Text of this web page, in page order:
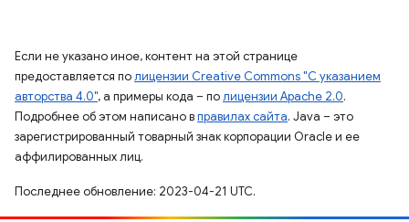
Если не указано иное, контент на этой странице
предоставляется полицензии Creative Commons "С указанием
авторства 4.0", а примеры кода – полицензии Apache 2.0.
Подробнее об этом написано вправилах сайта. Java – это
зарегистрированный товарный знак корпорации Oracle и ее
аффилированных лиц.
Последнее обновление: 2023-04-21 UTC.